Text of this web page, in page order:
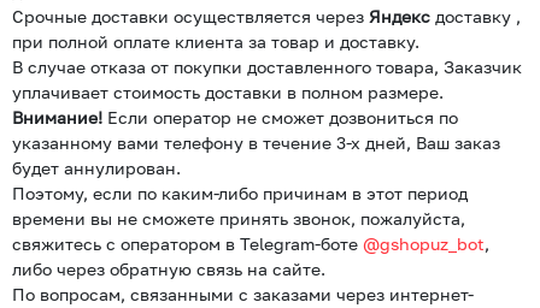
Срочные доставки осуществляется через Яндекс доставку ,
при полной оплате клиента за товар и доставку.
В случае отказа от покупки доставленного товара, Заказчик
уплачивает стоимость доставки в полном размере.
Внимание! Если оператор не сможет дозвониться по
указанному вами телефону в течение 3-х дней, Ваш заказ
будет аннулирован.
Поэтому, если по каким-либо причинам в этот период
времени вы не сможете принять звонок, пожалуйста,
свяжитесь с оператором в Telegram-боте @gshopuz_bot,
либо через обратную связь на сайте.
По вопросам, связанными с заказами через интернет-